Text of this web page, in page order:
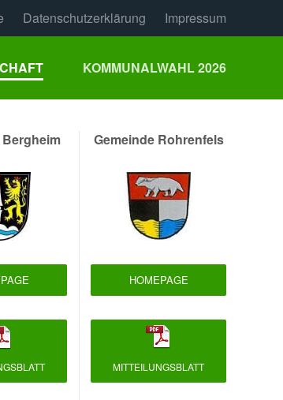
Datenschutzerklärung Impressum
KOMMUNALWAHL 2026
Gemeinde Rohrenfels
HOMEPAGE
MITTEILUNGSBLATT